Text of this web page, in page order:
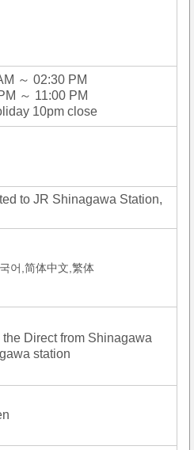
～ 02:30 PM
～ 11:00 PM
10pm close
to JR Shinagawa Station,
어,简体中文,繁体
Direct from Shinagawa
station